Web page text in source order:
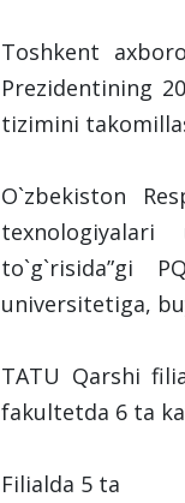
Toshkent
Prezidentining
tizimini
O`zbekiston
to`g`risida”gi
universitetiga,
TATU Qarshi
fakultetda 6 ta
Filialda 5 ta